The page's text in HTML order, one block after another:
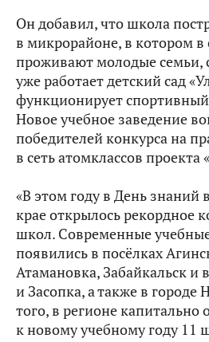
Он добавил, что школа
в микрорайоне, в котором
проживают молодые семьи,
уже работает детский сад
функционирует спортивный
Новое учебное заведение
победителей конкурса на
в сеть атомклассов
«В этом году в День знаний
крае открылось рекордное
школ. Современные
появились в посёлках
Атамановка, Забайкальск и
и Засопка, а также в городе
того, в регионе
к новому учебному году 11